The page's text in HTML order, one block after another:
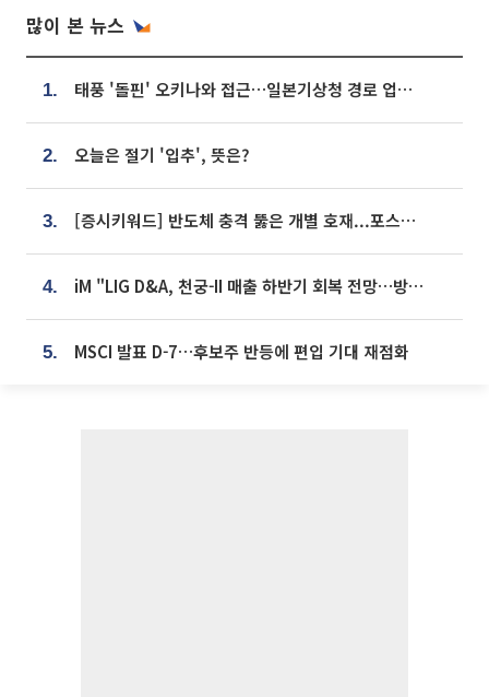
많이 본 뉴스
1. 태풍 '돌핀' 오키나와 접근…일본기상청 경로 업데이트
2. 오늘은 절기 '입추', 뜻은?
3. [증시키워드] 반도체 충격 뚫은 개별 호재...포스코퓨처엠·에코프로·한화솔루션 '눈길'
4. iM "LIG D&A, 천궁-II 매출 하반기 회복 전망…방산 톱픽 유지"
5. MSCI 발표 D-7…후보주 반등에 편입 기대 재점화